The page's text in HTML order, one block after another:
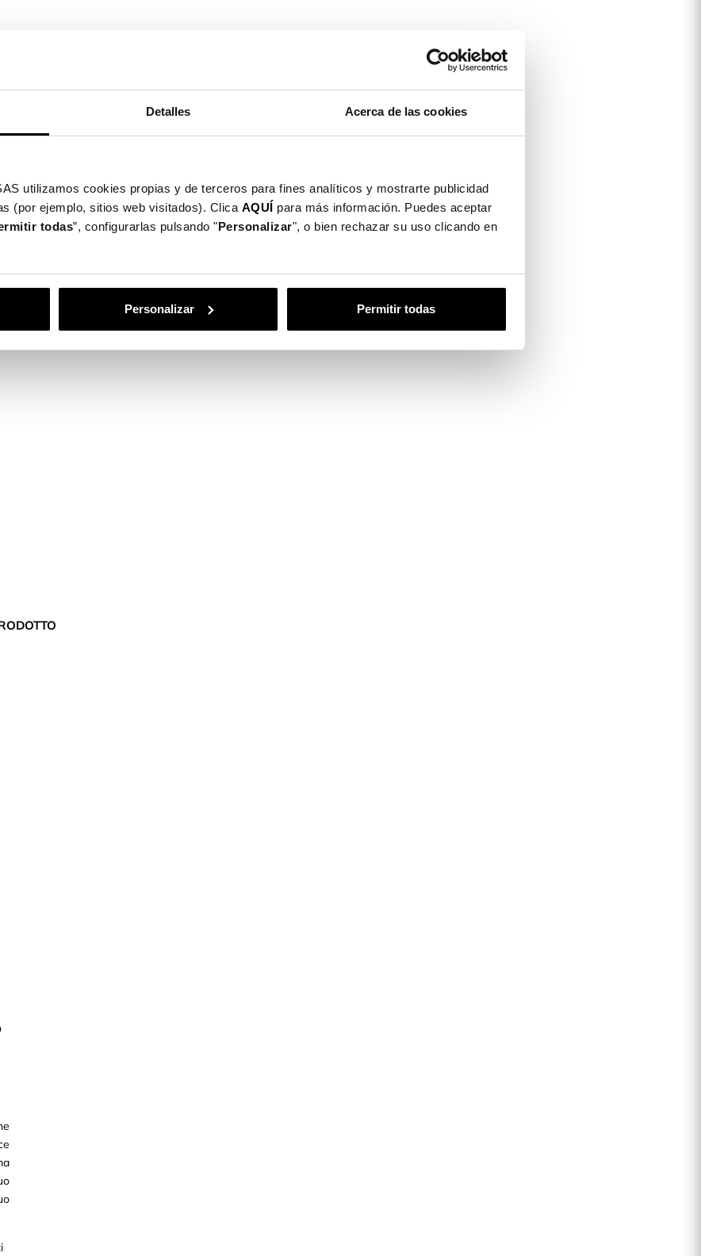
Detalles Acerca de las cookies
utilizamos cookies propias y de terceros para fines analíticos y mostrarte publicidad
(por ejemplo, sitios web visitados). Clica AQUÍ para más información. Puedes aceptar
todas”, configurarlas pulsando "Personalizar", o bien rechazar su uso clicando en
Personalizar Permitir todas